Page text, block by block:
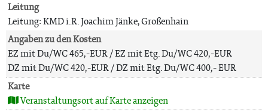
Leitung
Leitung: KMD i.R. Joachim Jänke, Großenhain
Angaben zu den Kosten
EZ mit Du/WC 465,-EUR / EZ mit Etg. Du/WC 420,-EUR
DZ mit Du/WC 420,-EUR / DZ mit Etg. Du/WC 400,- EUR
Karte
Veranstaltungsort auf Karte anzeigen